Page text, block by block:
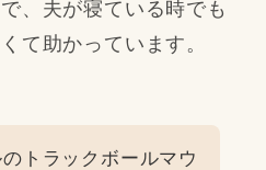
、夫が寝ている時でも
て助かっています。
トラックボールマウ